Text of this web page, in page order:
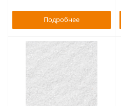
Подробнее